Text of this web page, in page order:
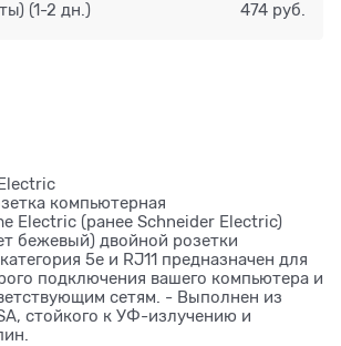
(1-2 дн.) 474 руб.
компьютерная
Electric (ранее Schneider Electric)
бежевый) двойной розетки
5е и RJ11 предназначен для
подключения вашего компьютера и
сетям. - Выполнен из
стойкого к УФ-излучению и